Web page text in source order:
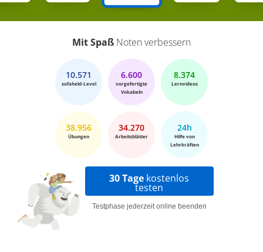
Mit Spaß Noten verbessern
10.571
sofaheld-Level
6.600
vorgefertigte
Vokabeln
8.374
Lernvideos
38.956
Übungen
34.270
Arbeitsblätter
24h
Hilfe von
Lehrkräften
30 Tage kostenlos
testen
Testphase jederzeit online beenden